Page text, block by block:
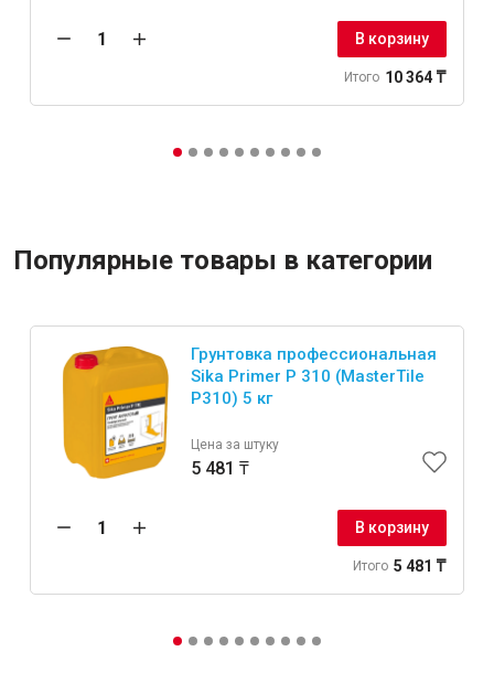
В корзину
Итого 10 364 ₸
Популярные товары в категории
Грунтовка профессиональная
Sika Primer P 310 (MasterTile
P310) 5 кг
Цена за штуку
5 481 ₸
В корзину
Итого 5 481 ₸